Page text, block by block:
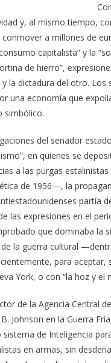
y, al mismo tiempo,
a millones de
capitalista” y la
de hierro”,
la dictadura del otro. Los
una economía que
simbólico.
del senador
en quienes se
a las purgas
de 1956—, la
partía
las expresiones en el
que dominaba la
la guerra cultural
para aceptar,
York, o con “la hoz y el
de la Agencia Central
Johnson en la Guerra
de Inteligencia
en armas, sin